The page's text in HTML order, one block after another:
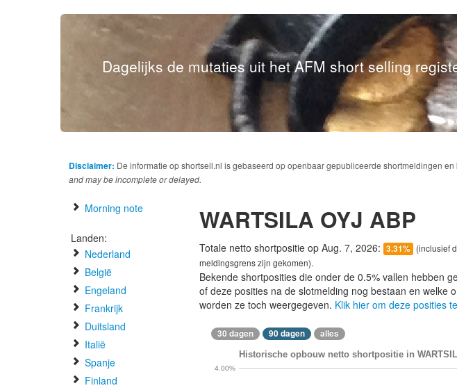
Dagelijks de mutaties uit het AFM short selling
Disclaimer: De informatie op shortsell.nl is gebaseerd op openbaar gepubliceerde shortmeldingen
and may be incomplete or delayed.
Morning note
Landen:
Nederland
België
Engeland
Frankrijk
Duitsland
Italië
Spanje
Finland
WARTSILA OYJ ABP
Totale netto shortpositie op Aug. 7, 2026: 3.31% (inclusief
meldingsgrens zijn gekomen).
Bekende shortposities die onder de 0.5% vallen hebben
of deze posities na de slotmelding nog bestaan en welke
worden ze toch weergegeven. Klik hier om deze posities
30 dagen 90 dagen alles
Historische opbouw netto shortpositie in
4.00%